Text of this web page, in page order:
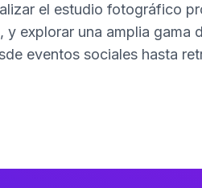
el estudio fotográfico
explorar una amplia gama
eventos sociales hasta